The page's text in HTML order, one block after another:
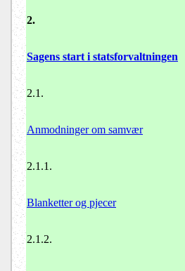
2.
Sagens start i statsforvaltningen
2.1.
Anmodninger om samvær
2.1.1.
Blanketter og pjecer
2.1.2.